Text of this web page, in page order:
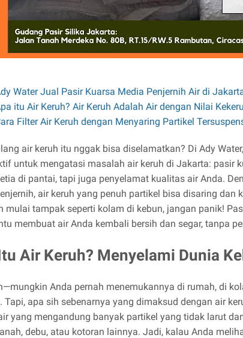
Water Jual Pasir Kuarsa Media Penjernih Air di
itu Air Keruh? Air Keruh Adalah Air dengan Nilai
Filter Air Keruh dengan Menyaring Partikel
air keruh itu nggak bisa diselamatkan? Di Ady
untuk mengatasi masalah air keruh di Jakarta: pasir
di pantai, tapi juga penyelamat kualitas air Anda.
air keruh yang penuh partikel bisa disaring dan
mulai tampak seperti kolam di kebun, jangan panik!
membuat air Anda kembali bersih dan segar, tanpa
Air Keruh? Menyelami Dunia
Anda pernah menemukannya di rumah, di
Tapi, apa sih sebenarnya yang dimaksud dengan air
yang mengandung banyak partikel yang tidak larut
debu, atau kotoran lainnya. Jadi, kalau Anda